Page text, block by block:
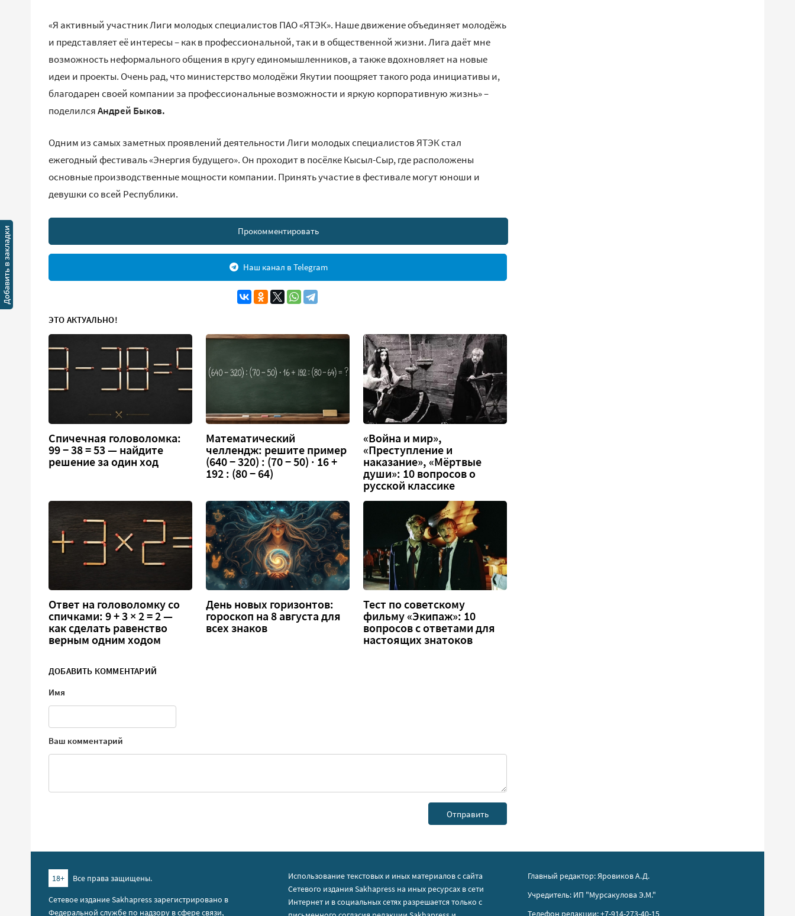
«Я активный участник Лиги молодых специалистов ПАО «ЯТЭК». Наше движение объединяет молодёжь
и представляет её интересы – как в профессиональной, так и в общественной жизни. Лига даёт мне
возможность неформального общения в кругу единомышленников, а также вдохновляет на новые
идеи и проекты. Очень рад, что министерство молодёжи Якутии поощряет такого рода инициативы и,
благодарен своей компании за профессиональные возможности и яркую корпоративную жизнь» –
поделилсяАндрей Быков.
Одним из самых заметных проявлений деятельности Лиги молодых специалистов ЯТЭК стал
ежегодный фестиваль «Энергия будущего». Он проходит в посёлке Кысыл-Сыр, где расположены
основные производственные мощности компании. Принять участие в фестивале могут юноши и
девушки со всей Республики.
Прокомментировать
Наш канал в Telegram
ЭТО АКТУАЛЬНО!
Спичечная головоломка:
99 − 38 = 53 — найдите
решение за один ход
Математический
челлендж: решите пример
(640 − 320) : (70 − 50) · 16 +
192 : (80 − 64)
«Война и мир»,
«Преступление и
наказание», «Мёртвые
души»: 10 вопросов о
русской классике
Ответ на головоломку со
спичками: 9 + 3 × 2 = 2 —
как сделать равенство
верным одним ходом
День новых горизонтов:
гороскоп на 8 августа для
всех знаков
Тест по советскому
фильму «Экипаж»: 10
вопросов с ответами для
настоящих знатоков
ДОБАВИТЬ КОММЕНТАРИЙ
Имя
Ваш комментарий
18+
Все права защищены.
Сетевое издание Sakhapress зарегистрировано в
Федеральной службе по надзору в сфере связи,
Использование текстовых и иных материалов с сайта
Сетевого издания Sakhapress на иных ресурсах в сети
Интернет и в социальных сетях разрешается только с
Главный редактор: Яровиков А.Д.
Учредитель: ИП "Мурсакулова Э.М."